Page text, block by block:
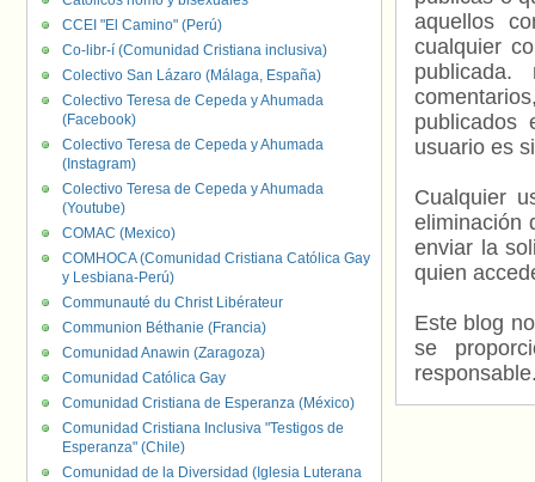
aquellos
cualquier
usuario es
Cualquier
eliminación
enviar la
quien
Este blog
se
CCEI "El Camino" (Perú)
Co-libr-í (Comunidad Cristiana inclusiva)
Colectivo San Lázaro (Málaga, España)
Colectivo Teresa de Cepeda y Ahumada
(Facebook)
Colectivo Teresa de Cepeda y Ahumada
(Instagram)
Colectivo Teresa de Cepeda y Ahumada
(Youtube)
COMAC (Mexico)
COMHOCA (Comunidad Cristiana Católica Gay
y Lesbiana-Perú)
Communauté du Christ Libérateur
Communion Béthanie (Francia)
Comunidad Anawin (Zaragoza)
Comunidad Católica Gay
Comunidad Cristiana de Esperanza (México)
Comunidad Cristiana Inclusiva "Testigos de
Esperanza" (Chile)
Comunidad de la Diversidad (Iglesia Luterana